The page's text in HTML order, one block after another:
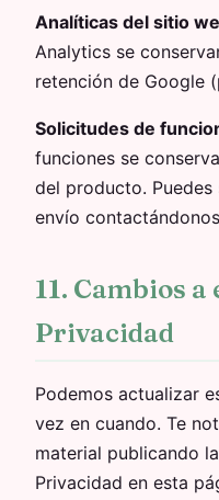
Analíticas del sitio
Analytics se
retención de Google
Solicitudes de
funciones se
del producto.
envío
11. Cambios
Privacidad
Podemos actualizar
vez en cuando. Te
material publicando
Privacidad en esta